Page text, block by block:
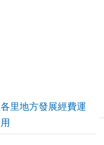
各里地方發展經費運
用